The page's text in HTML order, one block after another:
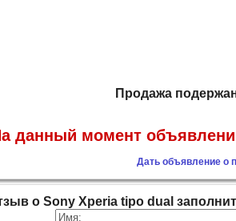
Продажа
данный момент
Дать объявление о
о Sony Xperia tipo dual